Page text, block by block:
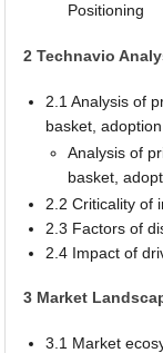
Positioning
2 Technavio
2.1 Analysis of
basket,
Analysis of
basket,
2.2 Criticality of
2.3 Factors of
2.4 Impact of
3 Market
3.1 Market